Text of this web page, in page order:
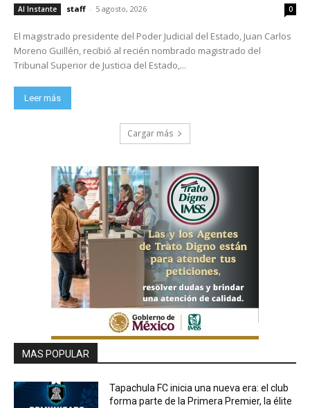
Al Instante staff - 5 agosto, 2026 0
El magistrado presidente del Poder Judicial del Estado, Juan Carlos
Moreno Guillén, recibió al recién nombrado magistrado del
Tribunal Superior de Justicia del Estado,...
Leer más
Cargar más
MAS POPULAR
Tapachula FC inicia una nueva era: el club
forma parte de la Primera Premier, la élite